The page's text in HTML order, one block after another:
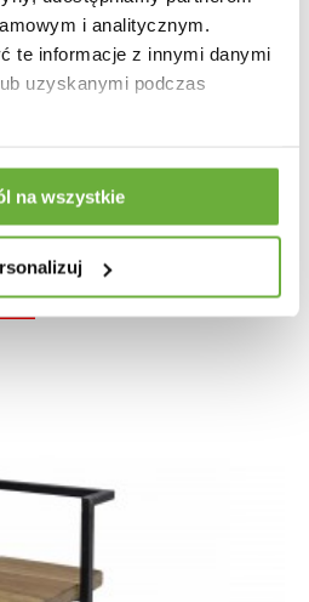
i analitycznym.
te informacje z innymi danymi
uzyskanymi podczas
na wszystkie
30X25 CM AKACJA